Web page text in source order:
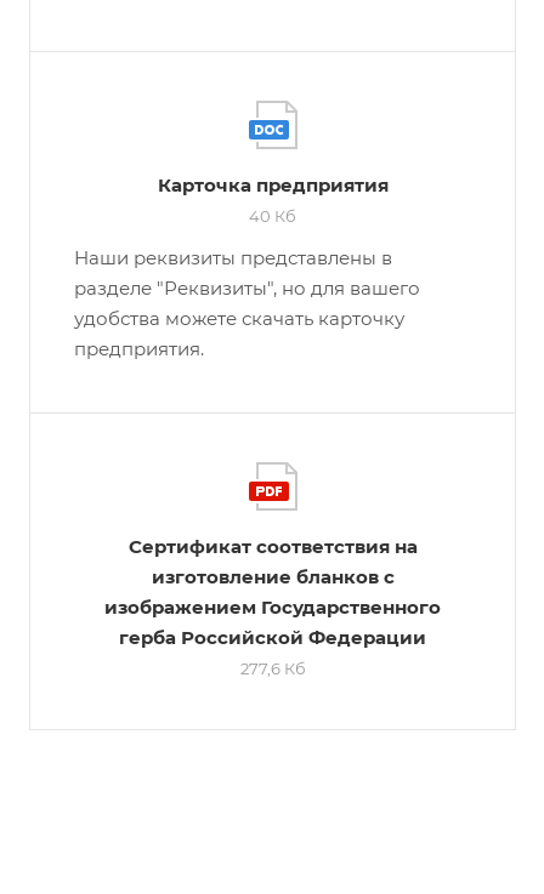
Карточка предприятия
40 Кб
Наши реквизиты представлены в
разделе "Реквизиты", но для вашего
удобства можете скачать карточку
предприятия.
Сертификат соответствия на
изготовление бланков с
изображением Государственного
герба Российской Федерации
277,6 Кб